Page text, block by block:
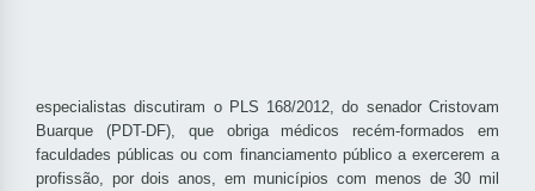
especialistas discutiram o PLS 168/2012, do senador Cristovam
Buarque (PDT-DF), que obriga médicos recém-formados em
faculdades públicas ou com financiamento público a exercerem a
profissão, por dois anos, em municípios com menos de 30 mil